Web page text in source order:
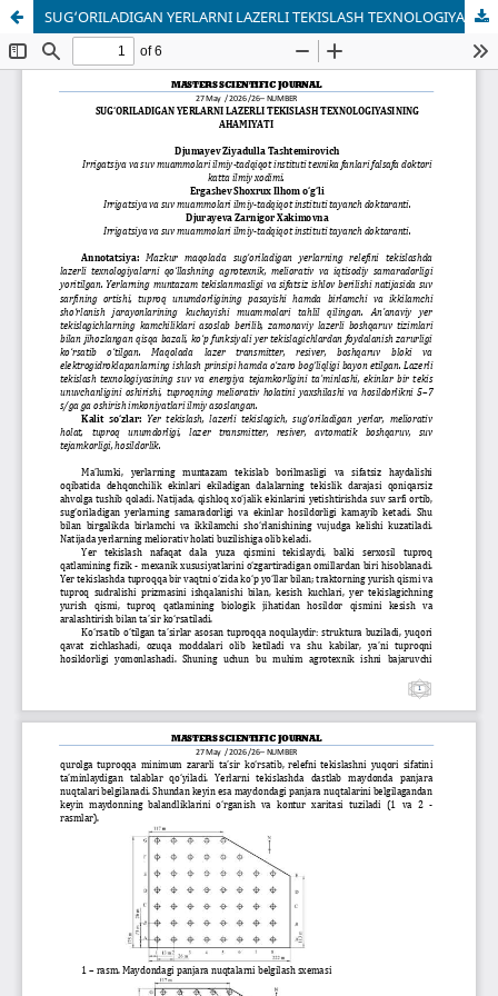
SUG‘ORILADIGAN YERLARNI LAZERLI TEKISLASH TEXNOLOGIYASINING AHAMIYATI